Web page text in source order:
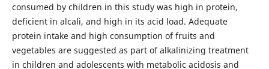
consumed by children in this study was high in protein,
deficient in alcali, and high in its acid load. Adequate
protein intake and high consumption of fruits and
vegetables are suggested as part of alkalinizing treatment
in children and adolescents with metabolic acidosis and